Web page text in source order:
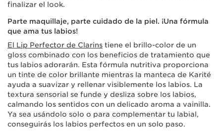
finalizar el look.
Parte maquillaje, parte cuidado de la piel. ¡Una fórmula
que ama tus labios!
El Lip Perfector de Clarins tiene el brillo-color de un
gloss combinado con los beneficios de tratamiento que
tus labios adorarán. Esta fórmula nutritiva proporciona
un tinte de color brillante mientras la manteca de Karité
ayuda a suavizar y rellenar visiblemente los labios. La
textura sensorial se funde y desliza sobre los labios,
calmando los sentidos con un delicado aroma a vainilla.
Ya sea usándolo solo o para complementar tu labial,
conseguirás los labios perfectos en un solo paso.